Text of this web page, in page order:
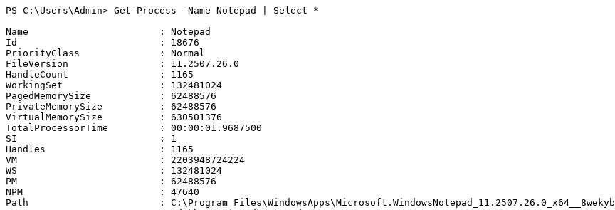
PS C:\Users\Admin> Get-Process -Name Notepad | Select *
Name                       : Notepad
Id                         : 18676
PriorityClass              : Normal
FileVersion                : 11.2507.26.0
HandleCount                : 1165
WorkingSet                 : 132481024
PagedMemorySize            : 62488576
PrivateMemorySize          : 62488576
VirtualMemorySize          : 630501376
TotalProcessorTime         : 00:00:01.9687500
SI                         : 1
Handles                    : 1165
VM                         : 2203948724224
WS                         : 132481024
PM                         : 62488576
NPM                        : 47640
Path                       : C:\Program Files\WindowsApps\Microsoft.WindowsNotepad_11.2507.26.0_x64__8wekyb